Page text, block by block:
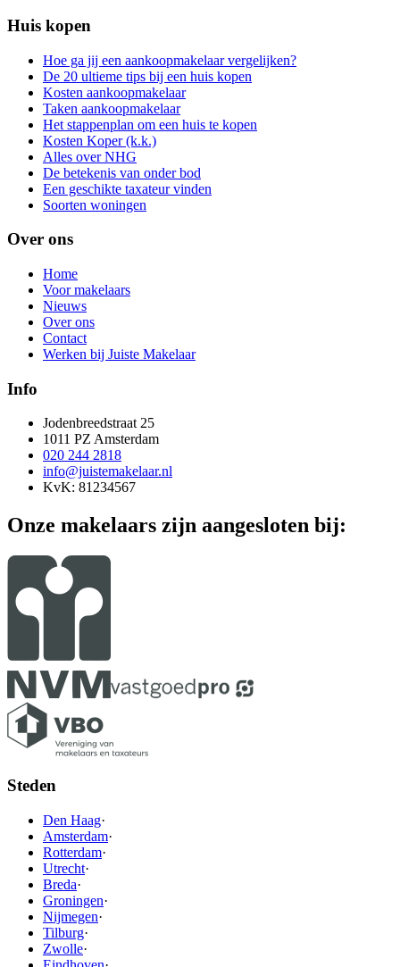
Huis kopen
Hoe ga jij een aankoopmakelaar vergelijken?
De 20 ultieme tips bij een huis kopen
Kosten aankoopmakelaar
Taken aankoopmakelaar
Het stappenplan om een huis te kopen
Kosten Koper (k.k.)
Alles over NHG
De betekenis van onder bod
Een geschikte taxateur vinden
Soorten woningen
Over ons
Home
Voor makelaars
Nieuws
Over ons
Contact
Werken bij Juiste Makelaar
Info
Jodenbreedstraat 25
1011 PZ Amsterdam
020 244 2818
info@juistemakelaar.nl
KvK: 81234567
Onze makelaars zijn aangesloten bij:
Steden
Den Haag·
Amsterdam·
Rotterdam·
Utrecht·
Breda·
Groningen·
Nijmegen·
Tilburg·
Zwolle·